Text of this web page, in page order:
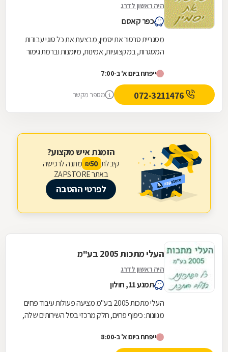
היה ראשון לדרג
כפר קאסם
מסגריית סרסור את יסמין, מבצעת את כל סוגי עבודות
המסגרות, במקצועיות, אמינות, מיומנות וברמת גימור
ייפתח ביום א' ב-7:00
מספר מקשר
הזמנת איש מקצוע?
קיבלת 50
₪ מתנה לרכישה
באתר ZAPSTORE
לפרטי ההטבה
העלי מתכות 2005 בע"מ
היה ראשון לדרג
תמנע 11, חולון
העלי מתכות 2005 בע''מ מציעה פעולות עיבוד פחים
מגוונות: כיפוף פחים, חלק מרכזי בסל השירותים שלה,
20...ייפתח ביום א' ב-8:00